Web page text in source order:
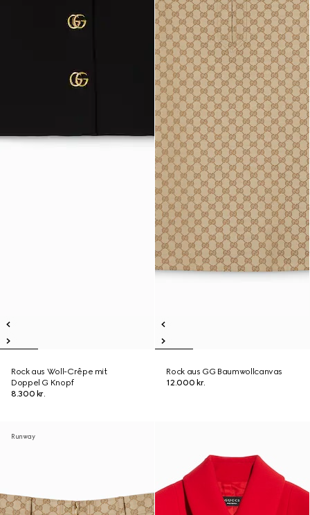
Rock aus Woll-Crêpe mit
Doppel G Knopf
8.300 kr.
Rock aus GG Baumwollcanvas
12.000 kr.
Runway